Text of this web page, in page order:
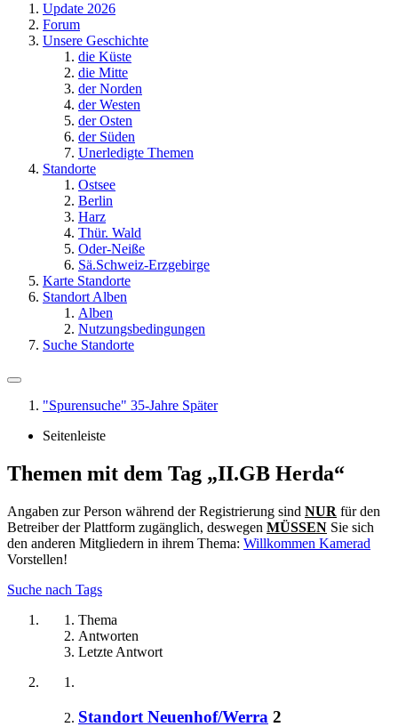
Update 2026
Forum
Unsere Geschichte
die Küste
die Mitte
der Norden
der Westen
der Osten
der Süden
Unerledigte Themen
Standorte
Ostsee
Berlin
Harz
Thür. Wald
Oder-Neiße
Sä.Schweiz-Erzgebirge
Karte Standorte
Standort Alben
Alben
Nutzungsbedingungen
Suche Standorte
"Spurensuche" 35-Jahre Später
Seitenleiste
Themen mit dem Tag „II.GB Herda“
Angaben zur Person während der Registrierung sind NUR für den
Betreiber der Plattform zugänglich, deswegen MÜSSEN Sie sich
den anderen Mitgliedern in ihrem Thema: Willkommen Kamerad
Vorstellen!
Suche nach Tags
Thema
Antworten
Letzte Antwort
Standort Neuenhof/Werra 2